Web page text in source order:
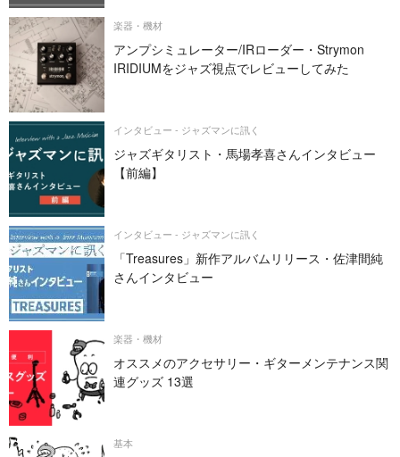
楽器・機材
アンプシミュレーター/IRローダー・Strymon
IRIDIUMをジャズ視点でレビューしてみた
インタビュー - ジャズマンに訊く
ジャズギタリスト・馬場孝喜さんインタビュー
【前編】
インタビュー - ジャズマンに訊く
「Treasures」新作アルバムリリース・佐津間純
さんインタビュー
楽器・機材
オススメのアクセサリー・ギターメンテナンス関
連グッズ 13選
基本